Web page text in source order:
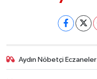
Aydın Nöbetçi Eczaneler